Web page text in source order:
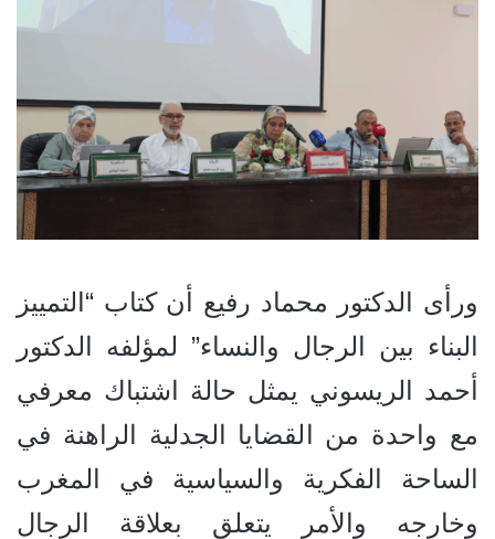
ورأى الدكتور محماد رفيع أن كتاب “التمييز
البناء بين الرجال والنساء” لمؤلفه الدكتور
أحمد الريسوني يمثل حالة اشتباك معرفي
مع واحدة من القضايا الجدلية الراهنة في
الساحة الفكرية والسياسية في المغرب
وخارجه والأمر يتعلق بعلاقة الرجال